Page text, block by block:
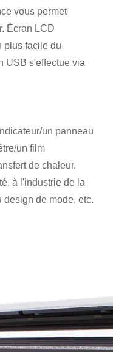
vous permet
Écran LCD
plus facile du
USB s'effectue via
un panneau
un film
de chaleur.
à l'industrie de la
design de mode, etc.